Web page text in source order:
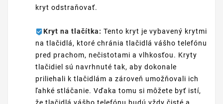
kryt odstraňovať.
Kryt na tlačítka: Tento kryt je vybavený krytmi
na tlačidlá, ktoré chránia tlačidlá vášho telefónu
pred prachom, nečistotami a vlhkosťou. Kryty
tlačidiel sú navrhnuté tak, aby dokonale
priliehali k tlačidlám a zároveň umožňovali ich
ľahké stláčanie. Vďaka tomu si môžete byť istí,